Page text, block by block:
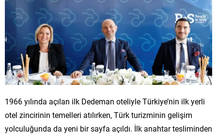
1966 yılında açılan ilk Dedeman oteliyle Türkiye’nin ilk yerli
otel zincirinin temelleri atılırken, Türk turizminin gelişim
yolculuğunda da yeni bir sayfa açıldı. İlk anahtar tesliminden